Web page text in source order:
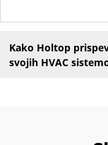
Kako Holtop
svojih HVAC